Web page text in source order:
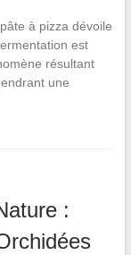
à pizza dévoile
est
résultant
une
: